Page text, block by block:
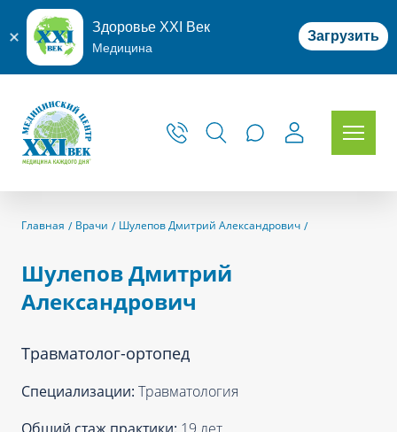
Здоровье XXI Век
Медицина
Загрузить
Главная Врачи Шулепов Дмитрий Александрович
Шулепов Дмитрий
Александрович
Травматолог-ортопед
Специализации: Травматология